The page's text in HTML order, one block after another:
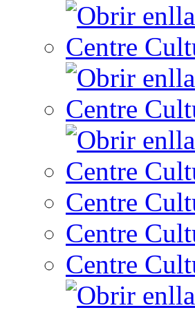
Centre
Centre
Centre
Centre
Centre
Centre